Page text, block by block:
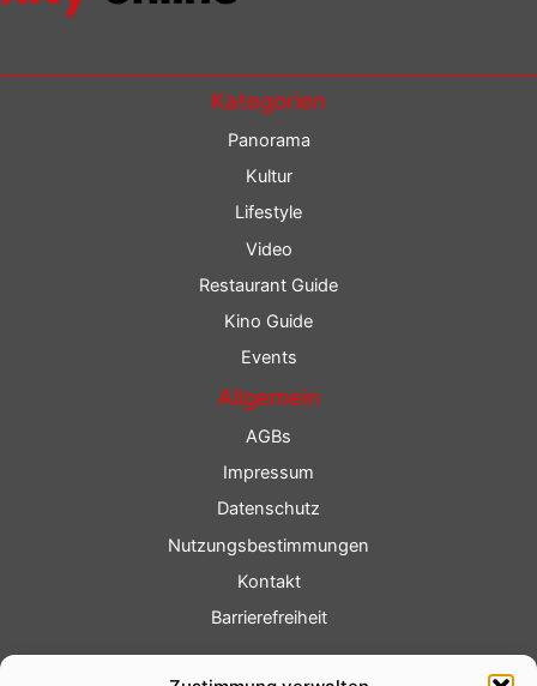
Kategorien
Panorama
Kultur
Lifestyle
Video
Restaurant Guide
Kino Guide
Events
Allgemein
AGBs
Impressum
Datenschutz
Nutzungsbestimmungen
Kontakt
Barrierefreiheit